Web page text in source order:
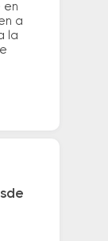
en
a
la